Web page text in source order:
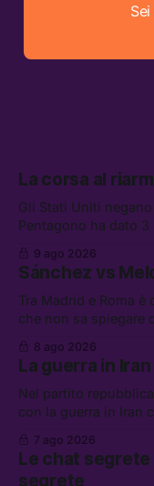
La corsa al
Gli Stati Uniti
Pentagono ha dato 3
continuerà ad usare
La Russa, e la
9 ago 2026
Sánchez vs
Tra Madrid e Roma
che non sa spiegare
di difesa tra Arabia
carburante
8 ago 2026
La guerra in
Nel partito
con la guerra in Iran
lavoro, Schlein prova
che cos’è lo
7 ago 2026
Le chat
segrete